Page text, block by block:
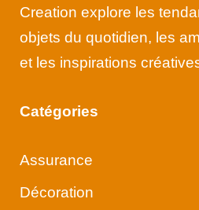
Creation explore les
objets du quotidien, les
et les inspirations
Catégories
Assurance
Décoration